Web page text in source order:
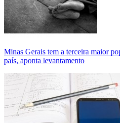
Minas Gerais tem a terceira maior
país, aponta levantamento